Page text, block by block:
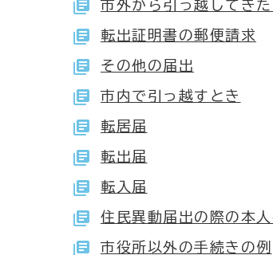
市外から引っ越してきた
転出証明書の郵便請求
その他の届出
市内で引っ越すとき
転居届
転出届
転入届
住民異動届出の際の本人
市役所以外の手続きの例